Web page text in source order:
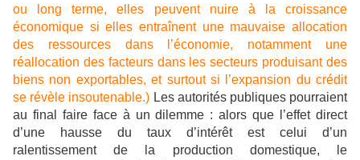
ou long terme, elles peuvent nuire à la croissance
économique si elles entraînent une mauvaise allocation
des ressources dans l’économie, notamment une
réallocation des facteurs dans les secteurs produisant des
biens non exportables, et surtout si l’expansion du crédit
se révèle insoutenable.) Les autorités publiques pourraient
au final faire face à un dilemme : alors que l’effet direct
d’une hausse du taux d’intérêt est celui d’un
ralentissement de la production domestique, le